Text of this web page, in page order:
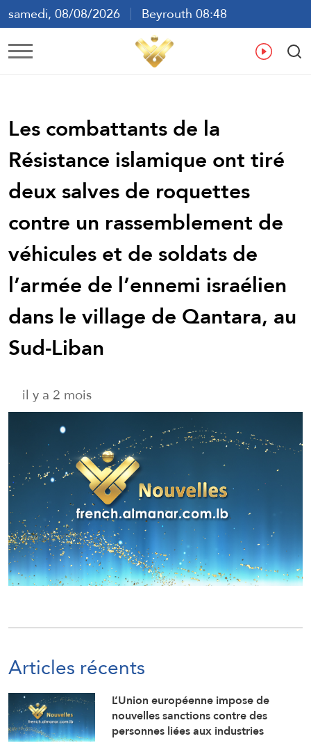
samedi, 08/08/2026
Beyrouth 08:48
ع
Les combattants de la
Résistance islamique ont tiré
deux salves de roquettes
contre un rassemblement de
véhicules et de soldats de
l’armée de l’ennemi israélien
dans le village de Qantara, au
Sud-Liban
il y a 2 mois
Articles récents
L’Union européenne impose de
nouvelles sanctions contre des
personnes liées aux industries